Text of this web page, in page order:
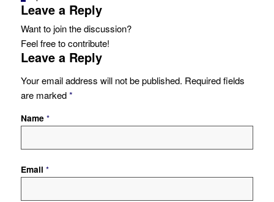
Leave a Reply
Want to join the discussion?
Feel free to contribute!
Leave a Reply
Your email address will not be published. Required fields
are marked*
Name *
Email *